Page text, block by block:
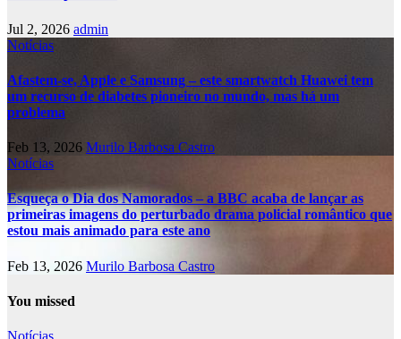
Jul 2, 2026 admin
Notícias
Afastem-se, Apple e Samsung – este smartwatch Huawei tem
um recurso de diabetes pioneiro no mundo, mas há um
problema
Feb 13, 2026 Murilo Barbosa Castro
Notícias
Esqueça o Dia dos Namorados – a BBC acaba de lançar as
primeiras imagens do perturbado drama policial romântico que
estou mais animado para este ano
Feb 13, 2026 Murilo Barbosa Castro
You missed